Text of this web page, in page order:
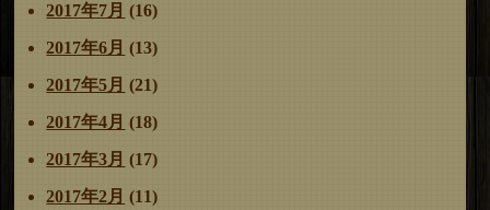
2017年7月 (16)
2017年6月 (13)
2017年5月 (21)
2017年4月 (18)
2017年3月 (17)
2017年2月 (11)